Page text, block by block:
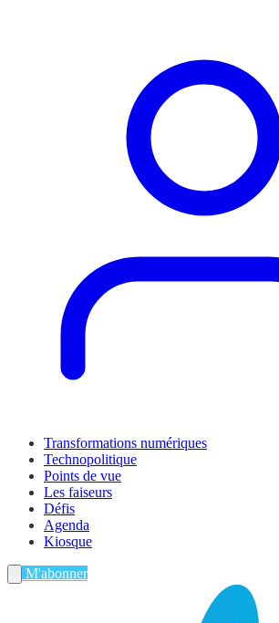
Transformations numériques
Technopolitique
Points de vue
Les faiseurs
Défis
Agenda
Kiosque
M'abonner